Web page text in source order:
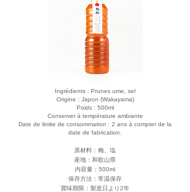
Ingrédients : Prunes ume, sel
Origine : Japon (Wakayama)
Poids : 500ml
Conserver à température ambiante
Date de limite de consommation : 2 ans à compter de la
date de fabrication.
原材料：梅、塩
産地：和歌山県
​内容量： 500ml
保存方法：常温保存
賞味期限：製造日より2年